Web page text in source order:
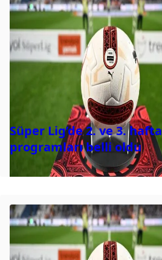
Süper Lig’de 2. ve 3. hafta
programları belli oldu